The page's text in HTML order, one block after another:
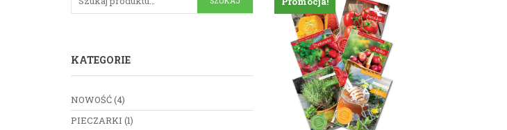
KATEGORIE
NOWOŚĆ(4)
PIECZARKI (1)